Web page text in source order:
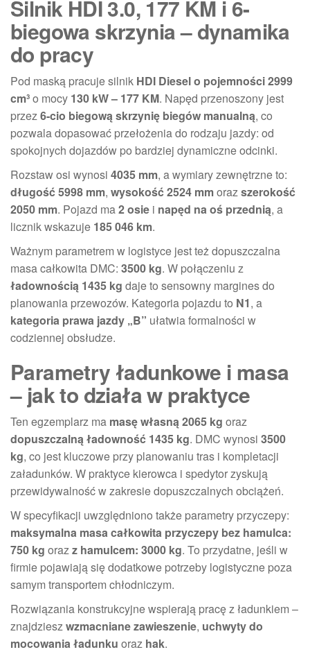
Silnik HDI 3.0, 177 KM i 6-
biegowa skrzynia – dynamika
do pracy
Pod maską pracuje silnik HDI Diesel o pojemności 2999
cm³o mocy 130 kW – 177 KM. Napęd przenoszony jest
przez6-cio biegową skrzynię biegów manualną, co
pozwala dopasować przełożenia do rodzaju jazdy: od
spokojnych dojazdów po bardziej dynamiczne odcinki.
Rozstaw osi wynosi 4035 mm, a wymiary zewnętrzne to:
długość 5998 mm, wysokość 2524 mmorazszerokość
2050 mm. Pojazd ma2 osie i napęd na oś przednią, a
licznik wskazuje 185 046 km.
Ważnym parametrem w logistyce jest też dopuszczalna
masa całkowita DMC: 3500 kg. W połączeniu z
ładownością 1435 kg daje to sensowny margines do
planowania przewozów. Kategoria pojazdu to N1, a
kategoria prawa jazdy „B” ułatwia formalności w
codziennej obsłudze.
Parametry ładunkowe i masa
– jak to działa w praktyce
Ten egzemplarz ma masę własną 2065 kg oraz
dopuszczalną ładowność 1435 kg. DMC wynosi 3500
kg, co jest kluczowe przy planowaniu tras i kompletacji
załadunków. W praktyce kierowca i spedytor zyskują
przewidywalność w zakresie dopuszczalnych obciążeń.
W specyfikacji uwzględniono także parametry przyczepy:
maksymalna masa całkowita przyczepy bez hamulca:
750 kg orazz hamulcem: 3000 kg. To przydatne, jeśli w
firmie pojawiają się dodatkowe potrzeby logistyczne poza
samym transportem chłodniczym.
Rozwiązania konstrukcyjne wspierają pracę z ładunkiem –
znajdzieszwzmacniane zawieszenie, uchwyty do
mocowania ładunku oraz hak.